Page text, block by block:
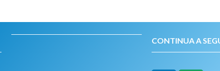
CONTINUA A